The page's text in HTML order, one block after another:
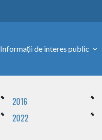
Informații de interes public
2016
2022